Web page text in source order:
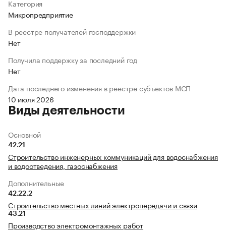
Категория
Микропредприятие
В реестре получателей господдержки
Нет
Получила поддержку за последний год
Нет
Дата последнего изменения в реестре субъектов МСП
10 июля 2026
Виды деятельности
Основной
42.21
Строительство инженерных коммуникаций для водоснабжения
и водоотведения, газоснабжения
Дополнительные
42.22.2
Строительство местных линий электропередачи и связи
43.21
Производство электромонтажных работ